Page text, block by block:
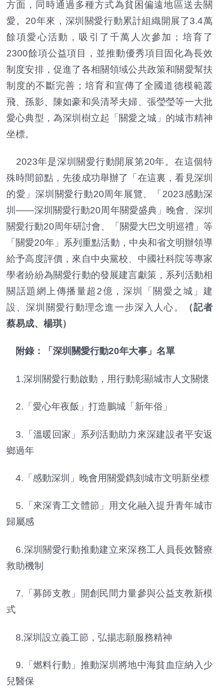
方面，同時通過多種方式為貧困偏遠地區送去關
愛。20年來，深圳關愛行動累計組織開展了3.4萬
餘項愛心活動，吸引了千萬人次參加；培育了
2300餘項公益項目，並推動優秀項目固化為長效
制度安排，促進了各相關領域公共政策和關愛幫扶
制度的不斷完善；培育和宣傳了全國道德模範叢
飛、孫影、陳如豪和吳清琴夫婦、張瑩瑩等一大批
愛心典型，為深圳樹立起「關愛之城」的城市精神
坐標。
2023年是深圳關愛行動開展第20年。在這個特
殊時間節點，先後成功舉辦了「在這裏，看見深圳
的愛」深圳關愛行動20周年展覽、「2023感動深
圳——深圳關愛行動20周年關愛盛典」晚會、深圳
關愛行動20周年研討會、「關愛大巴文明巡禮」等
「關愛20年」系列重點活動，中央和省文明辦領導
給予高度評價，來自中央黨校、中國社科院等專家
學者紛紛為關愛行動的發展建言獻策，系列活動相
關話題網上傳播量超2億，深圳「關愛之城」建
設、深圳關愛行動理念進一步深入人心。
（記者
蔡易成、楊琪）
附錄：「深圳關愛行動20年大事」名單
1.深圳關愛行動啟動，用行動彰顯城市人文關懷
2.「愛心年夜飯」打造鵬城「新年俗」
3.「溫暖回家」系列活動助力來深建設者平安返
鄉過年
4.「感動深圳」晚會用關愛鐫刻城市文明新坐標
5.「來深青工文體節」用文化融入提升青年城市
歸屬感
6.深圳關愛行動推動建立來深務工人員長效醫療
救助機制
7.「募師支教」開創民間力量參與公益支教新模
式
8.深圳設立義工節，弘揚志願服務精神
9.「燃料行動」推動深圳將地中海貧血症納入少
兒醫保